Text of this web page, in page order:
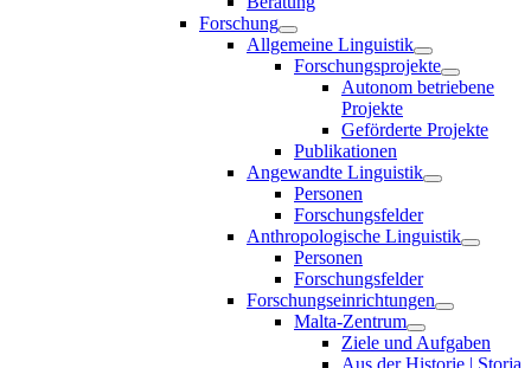
Forschung
Allgemeine Linguistik
Forschungsprojekte
Autonom betriebene
Projekte
Geförderte Projekte
Publikationen
Angewandte Linguistik
Personen
Forschungsfelder
Anthropologische Linguistik
Personen
Forschungsfelder
Forschungseinrichtungen
Malta-Zentrum
Ziele und Aufgaben
Aus der Historie | Storja